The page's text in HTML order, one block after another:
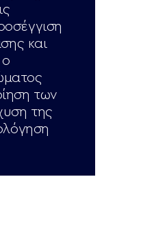
και
ο
των
της